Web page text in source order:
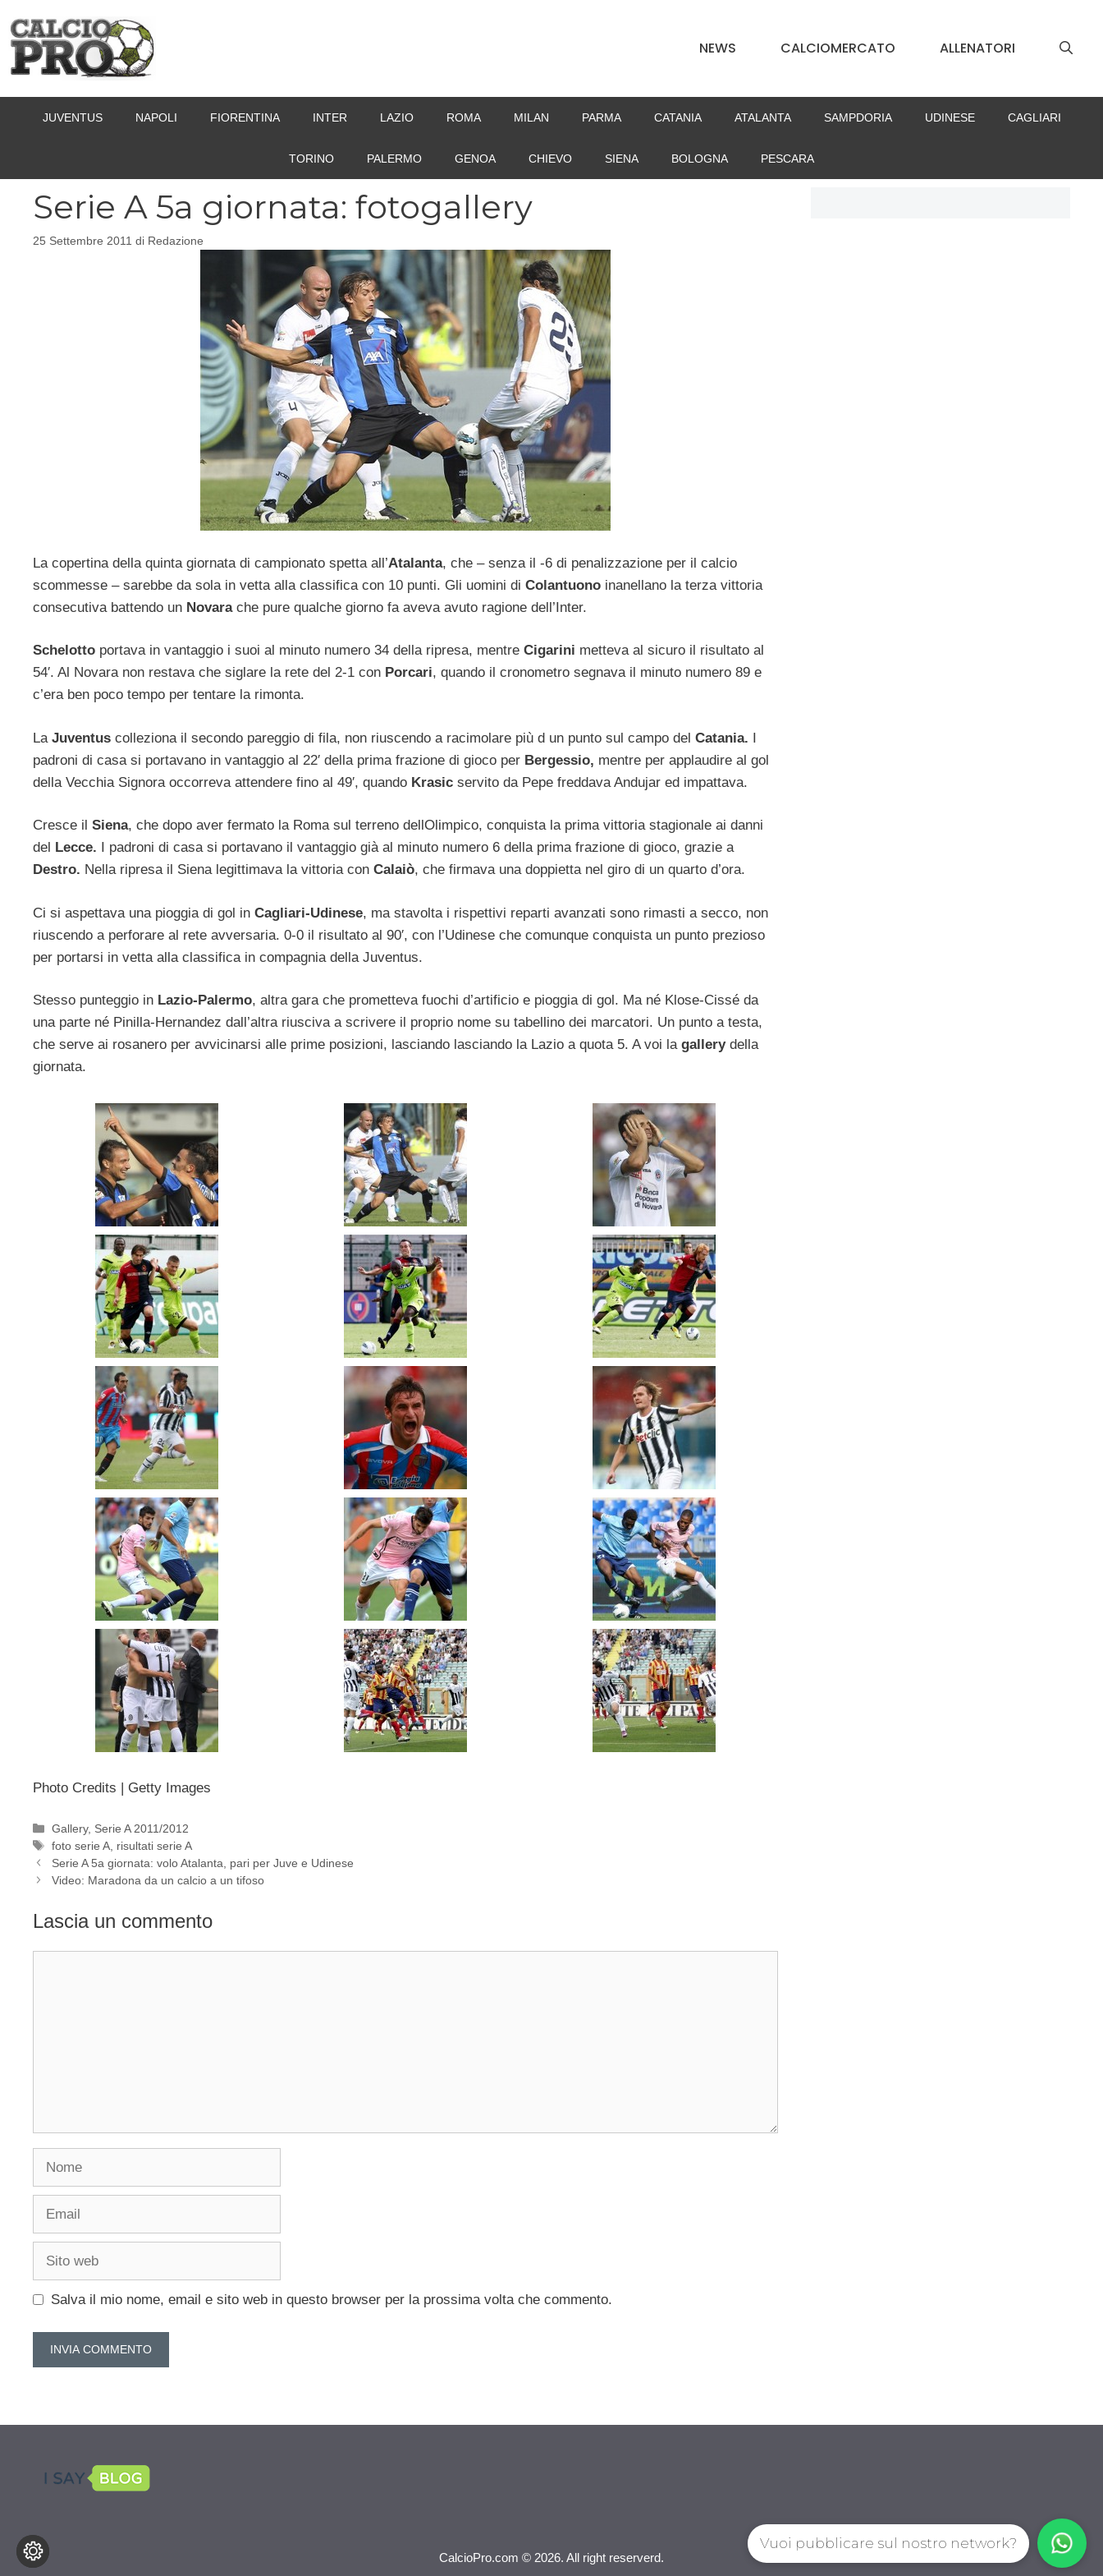
contenuto
NEWS CALCIOMERCATO ALLENATORI
JUVENTUS NAPOLI FIORENTINA INTER LAZIO ROMA MILAN PARMA CATANIA ATALANTA SAMPDORIA UDINESE CAGLIARI
TORINO PALERMO GENOA CHIEVO SIENA BOLOGNA PESCARA
Serie A 5a giornata: fotogallery
25 Settembre 2011 di Redazione
La copertina della quinta giornata di campionato spetta all’Atalanta, che – senza il -6 di penalizzazione per il calcio
scommesse – sarebbe da sola in vetta alla classifica con 10 punti. Gli uomini di Colantuono inanellano la terza vittoria
consecutiva battendo un Novarache pure qualche giorno fa aveva avuto ragione dell’Inter.
Schelotto portava in vantaggio i suoi al minuto numero 34 della ripresa, mentre Cigarini metteva al sicuro il risultato al
54′. Al Novara non restava che siglare la rete del 2-1 con Porcari, quando il cronometro segnava il minuto numero 89 e
c’era ben poco tempo per tentare la rimonta.
La Juventus colleziona il secondo pareggio di fila, non riuscendo a racimolare più d un punto sul campo del Catania. I
padroni di casa si portavano in vantaggio al 22′ della prima frazione di gioco per Bergessio, mentre per applaudire al gol
della Vecchia Signora occorreva attendere fino al 49′, quando Krasic servito da Pepe freddava Andujar ed impattava.
Cresce il Siena, che dopo aver fermato la Roma sul terreno dellOlimpico, conquista la prima vittoria stagionale ai danni
del
Lecce. I padroni di casa si portavano il vantaggio già al minuto numero 6 della prima frazione di gioco, grazie a
Destro. Nella ripresa il Siena legittimava la vittoria con Calaiò, che firmava una doppietta nel giro di un quarto d’ora.
Ci si aspettava una pioggia di gol in Cagliari-Udinese, ma stavolta i rispettivi reparti avanzati sono rimasti a secco, non
riuscendo a perforare al rete avversaria. 0-0 il risultato al 90′, con l’Udinese che comunque conquista un punto prezioso
per portarsi in vetta alla classifica in compagnia della Juventus.
Stesso punteggio in Lazio-Palermo, altra gara che prometteva fuochi d’artificio e pioggia di gol. Ma né Klose-Cissé da
una parte né Pinilla-Hernandez dall’altra riusciva a scrivere il proprio nome su tabellino dei marcatori. Un punto a testa,
che serve ai rosanero per avvicinarsi alle prime posizioni, lasciando lasciando la Lazio a quota 5. A voi la gallerydella
giornata.
Photo Credits | Getty Images
Categorie
Gallery, Serie A 2011/2012
Tag
foto serie A risultati serie A
Serie A 5a giornata: volo Atalanta, pari per Juve e Udinese
Video: Maradona da un calcio a un tifoso
Lascia un commento
Nome
Email
Sito
Salva il mio nome, email e sito web in questo browser per la prossima volta che commento.
CalcioPro.com © 2026. All right reserverd.
Vuoi pubblicare sul nostro network?